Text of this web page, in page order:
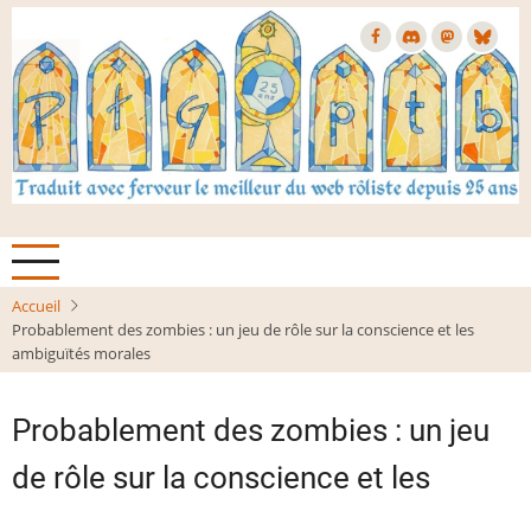
Aller
contenu
principal
Accueil
Probablement des zombies : un jeu de rôle sur la conscience et les
ambiguïtés morales
Probablement des zombies : un jeu
de rôle sur la conscience et les